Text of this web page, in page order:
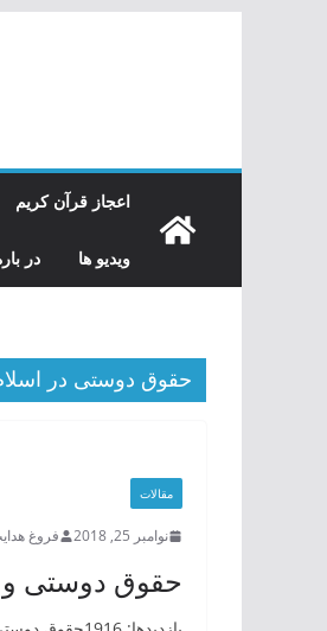
اعجاز قرآن کریم
ویدیو ها در
حقوق دوستی در
مقالات
نوامبر 25, 2018 فروغ
حقوق دوستی و